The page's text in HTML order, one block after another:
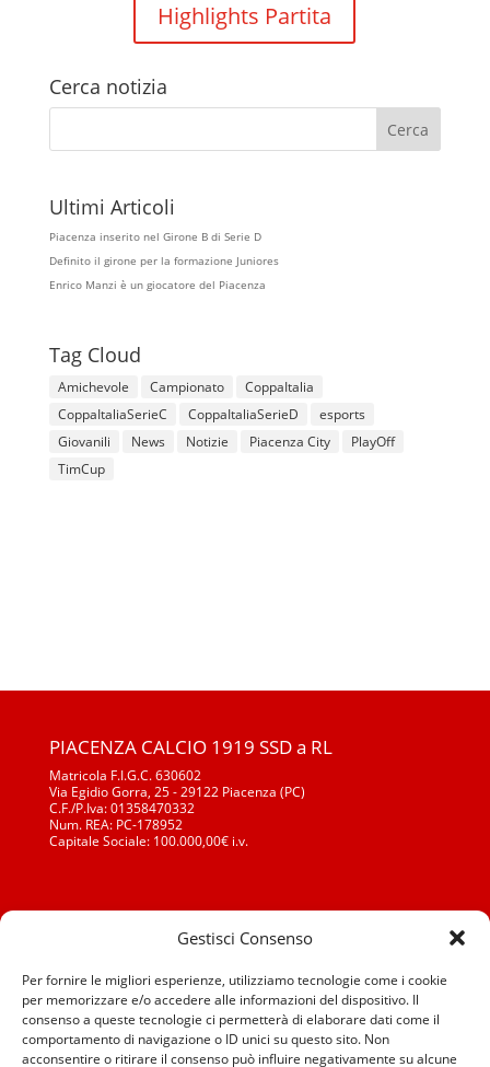
Gestisci Consenso
Per fornire le migliori esperienze, utilizziamo tecnologie come i cookie
per memorizzare e/o accedere alle informazioni del dispositivo. Il
consenso a queste tecnologie ci permetterà di elaborare dati come il
comportamento di navigazione o ID unici su questo sito. Non
acconsentire o ritirare il consenso può influire negativamente su alcune
Highlights Partita
Cerca notizia
Ultimi Articoli
Piacenza inserito nel Girone B di Serie D
Definito il girone per la formazione Juniores
Enrico Manzi è un giocatore del Piacenza
Tag Cloud
Amichevole Campionato
CoppaItalia
CoppaItaliaSerieC
CoppaItaliaSerieD
esports
Giovanili
News Notizie Piacenza City
PlayOff
TimCup
PIACENZA CALCIO 1919 SSD a RL
Matricola F.I.G.C. 630602
Via Egidio Gorra, 25 - 29122 Piacenza (PC)
C.F./P.Iva: 01358470332
Num. REA: PC-178952
Capitale Sociale: 100.000,00€ i.v.
Segreteria Generale: Tel./Fax: 0523 652210
settore.giovanile@piacenzacalcio.it